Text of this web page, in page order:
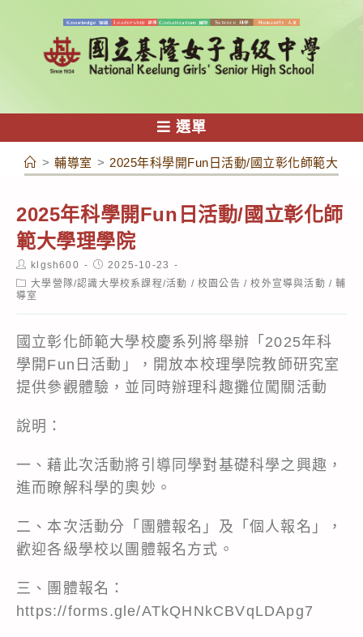
容
選單
> 輔導室 > 2025年科學開Fun日活動/國立彰化師範大學
2025年科學開Fun日活動/國立彰化師
範大學理學院
Post
author:
klgsh600
Post
published:
2025-10-23
Post
category:
大學營隊/認識大學校系課程/活動 / 校園公告 / 校外宣導與活動 / 輔
導室
國立彰化師範大學校慶系列將舉辦「2025年科
學開Fun日活動」，開放本校理學院教師研究室
提供參觀體驗，並同時辦理科趣攤位闖關活動
說明：
一、藉此次活動將引導同學對基礎科學之興趣，
進而瞭解科學的奧妙。
二、本次活動分「團體報名」及「個人報名」，
歡迎各級學校以團體報名方式。
三、團體報名：
https://forms.gle/ATkQHNkCBVqLDApg7